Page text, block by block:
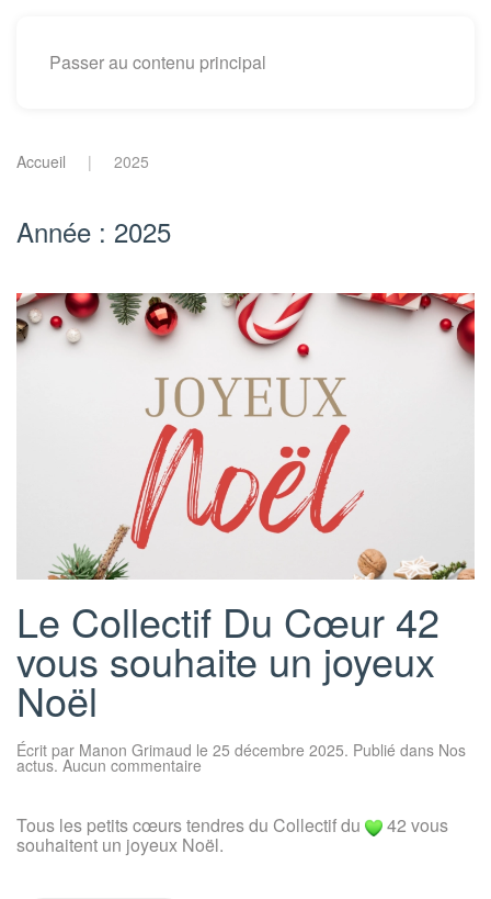
Passer au contenu principal
Accueil 2025
Année : 2025
Le Collectif Du Cœur 42
vous souhaite un joyeux
Noël
Écrit par Manon Grimaud le 25 décembre 2025. Publié dans Nos
actus. Aucun commentaire
Cœur
42
vous
Tous les petits cœurs tendres du Collectif du 42 vous
souhaitent un joyeux Noël.